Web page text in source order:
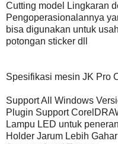
Cutting model Lingkaran
Pengoperasionalannya
bisa digunakan untuk
potongan sticker dll
Spesifikasi mesin JK Pro
Support All Windows
Plugin Support
Lampu LED untuk
Holder Jarum Lebih Gahar